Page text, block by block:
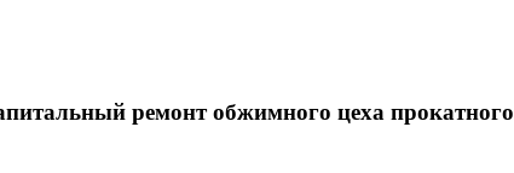
ремонт обжимного цеха прокатного